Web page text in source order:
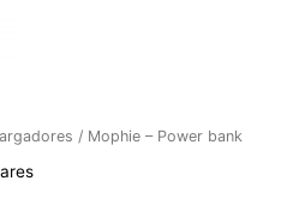
/ Mophie – Power bank